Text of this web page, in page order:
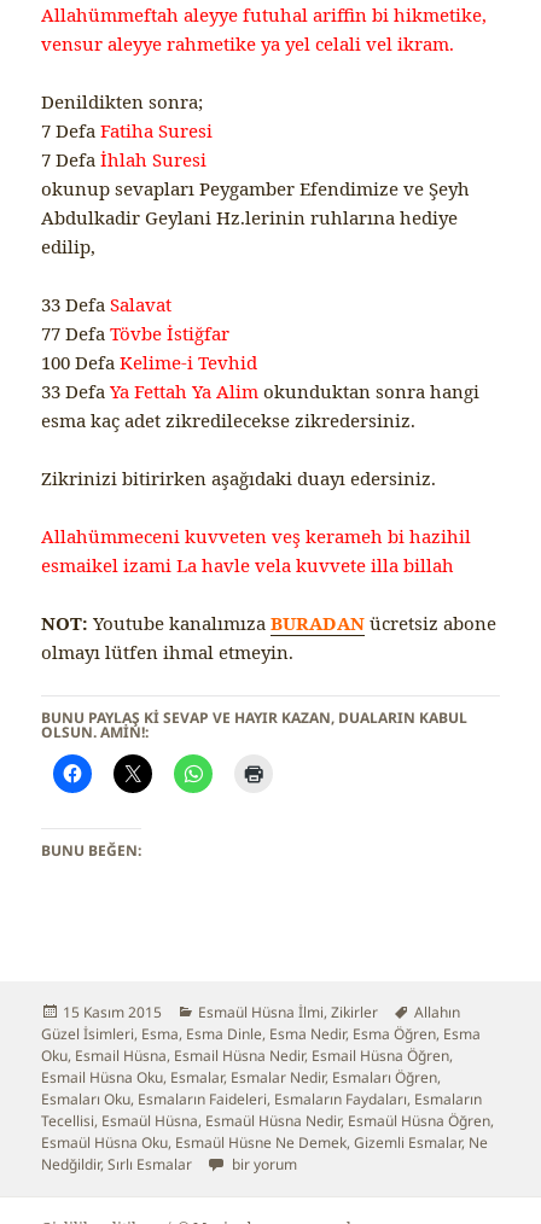
Allahümmeftah aleyye futuhal ariffin bi hikmetike,
vensur aleyye rahmetike ya yel celali vel ikram.
Denildikten sonra;
7 DefaFatiha Suresi
7 Defaİhlah Suresi
okunup sevapları Peygamber Efendimize ve Şeyh
Abdulkadir Geylani Hz.lerinin ruhlarına hediye
edilip,
33 DefaSalavat
77 DefaTövbe İstiğfar
100 DefaKelime-i Tevhid
33 DefaYa Fettah Ya Alim okunduktan sonra hangi
esma kaç adet zikredilecekse zikredersiniz.
Zikrinizi bitirirken aşağıdaki duayı edersiniz.
Allahümmeceni kuvveten veş kerameh bi hazihil
esmaikel izami La havle vela kuvvete illa billah
NOT: Youtube kanalımızaBURADAN ücretsiz abone
olmayı lütfen ihmal etmeyin.
BUNU PAYLAŞ KI SEVAP VE HAYIR KAZAN, DUALARIN KABUL
OLSUN. AMİN!:
BUNU BEĞEN:
Yayın
tarihi
15 Kasım 2015 Kategoriler
Esmaül Hüsna İlmi,Zikirler Etiketler
Allahın
Güzel İsimleri, Esma, Esma Dinle, Esma Nedir, Esma Öğren, Esma
Oku, Esmail Hüsna, Esmail Hüsna Nedir, Esmail Hüsna Öğren,
Esmail Hüsna Oku, Esmalar, Esmalar Nedir, Esmaları Öğren,
Esmaları Oku, Esmaların Faideleri, Esmaların Faydaları, Esmaların
Tecellisi, Esmaül Hüsna, Esmaül Hüsna Nedir, Esmaül Hüsna Öğren,
Esmaül Hüsna Oku, Esmaül Hüsne Ne Demek,Gizemli Esmalar, Ne
Nedğildir,Sırlı Esmalar Esmaların Tecellisi Nasıl Artar için
bir yorum